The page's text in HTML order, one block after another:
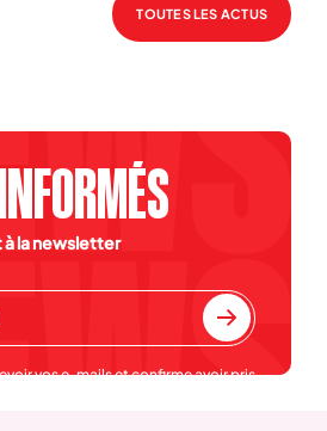
TOUTES LES ACTUS
à la newsletter
vos e-mails et confirme avoir pris